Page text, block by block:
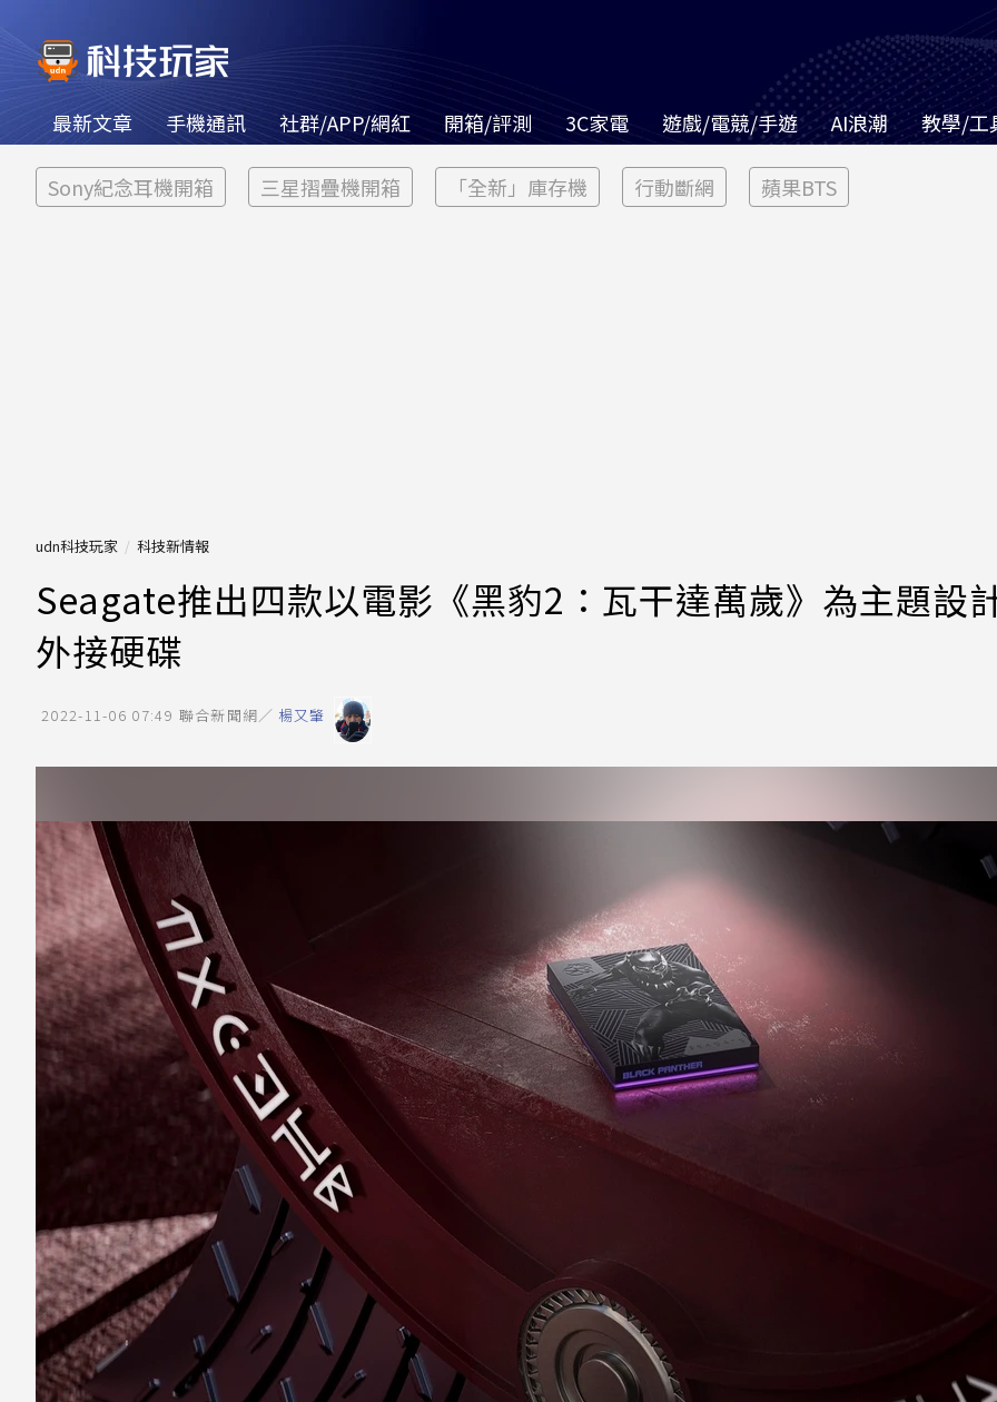
最新文章 手機通訊 社群/APP/網紅 開箱/評測 3C家電 遊戲/電競/手遊 AI浪潮 教學/工
Sony紀念耳機開箱 三星摺疊機開箱 「全新」庫存機 行動斷網 蘋果BTS
udn科技玩家 科技新情報
Seagate推出四款以電影《黑豹2：瓦干達萬歲》為主題設
外接硬碟
2022-11-06 07:49 聯合新聞網／ 楊又肇